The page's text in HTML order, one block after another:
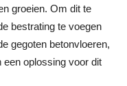
groeien. Om dit te
bestrating te voegen
gegoten betonvloeren,
oplossing voor dit